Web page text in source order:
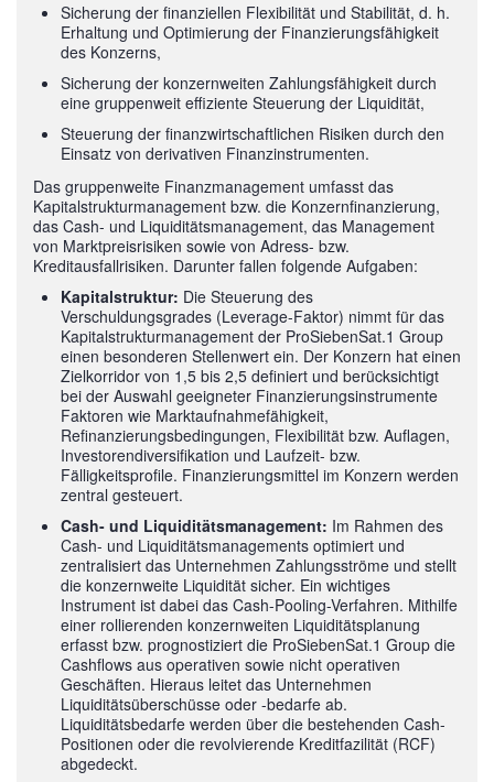
Sicherung der finanziellen Flexibilität und Stabilität, d. h.
Erhaltung und Optimierung der Finanzierungsfähigkeit
des Konzerns,
Sicherung der konzernweiten Zahlungsfähigkeit durch
eine gruppenweit effiziente Steuerung der Liquidität,
Steuerung der finanzwirtschaftlichen Risiken durch den
Einsatz von derivativen Finanzinstrumenten.
Das gruppenweite Finanzmanagement umfasst das
Kapitalstrukturmanagement bzw. die Konzernfinanzierung,
das Cash- und Liquiditätsmanagement, das Management
von Marktpreisrisiken sowie von Adress- bzw.
Kreditausfallrisiken. Darunter fallen folgende Aufgaben:
Kapitalstruktur: Die Steuerung des
Verschuldungsgrades (Leverage-Faktor) nimmt für das
Kapitalstrukturmanagement der ProSiebenSat.1 Group
einen besonderen Stellenwert ein. Der Konzern hat einen
Zielkorridor von 1,5 bis 2,5 definiert und berücksichtigt
bei der Auswahl geeigneter Finanzierungsinstrumente
Faktoren wie Marktaufnahmefähigkeit,
Refinanzierungsbedingungen, Flexibilität bzw. Auflagen,
Investorendiversifikation und Laufzeit- bzw.
Fälligkeitsprofile. Finanzierungsmittel im Konzern werden
zentral gesteuert.
Cash- und Liquiditätsmanagement: Im Rahmen des
Cash- und Liquiditätsmanagements optimiert und
zentralisiert das Unternehmen Zahlungsströme und stellt
die konzernweite Liquidität sicher. Ein wichtiges
Instrument ist dabei das Cash-Pooling-Verfahren. Mithilfe
einer rollierenden konzernweiten Liquiditätsplanung
erfasst bzw. prognostiziert die ProSiebenSat.1 Group die
Cashflows aus operativen sowie nicht operativen
Geschäften. Hieraus leitet das Unternehmen
Liquiditätsüberschüsse oder -bedarfe ab.
Liquiditätsbedarfe werden über die bestehenden Cash-
Positionen oder die revolvierende Kreditfazilität (RCF)
abgedeckt.